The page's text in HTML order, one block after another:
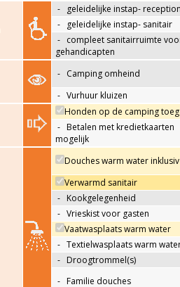
-
geleidelijke instap-
-
geleidelijke instap- sanitair
- compleet sanitairruimte
gehandicapten
- Camping omheind
- Vurhuur kluizen
Honden op de camping
- Betalen met kredietkaarten
mogelijk
Douches warm water
Verwarmd sanitair
- Kookgelegenheid
- Vrieskist voor gasten
Vaatwasplaats warm water
- Textielwasplaats warm
- Droogtrommel(s)
- Familie douches